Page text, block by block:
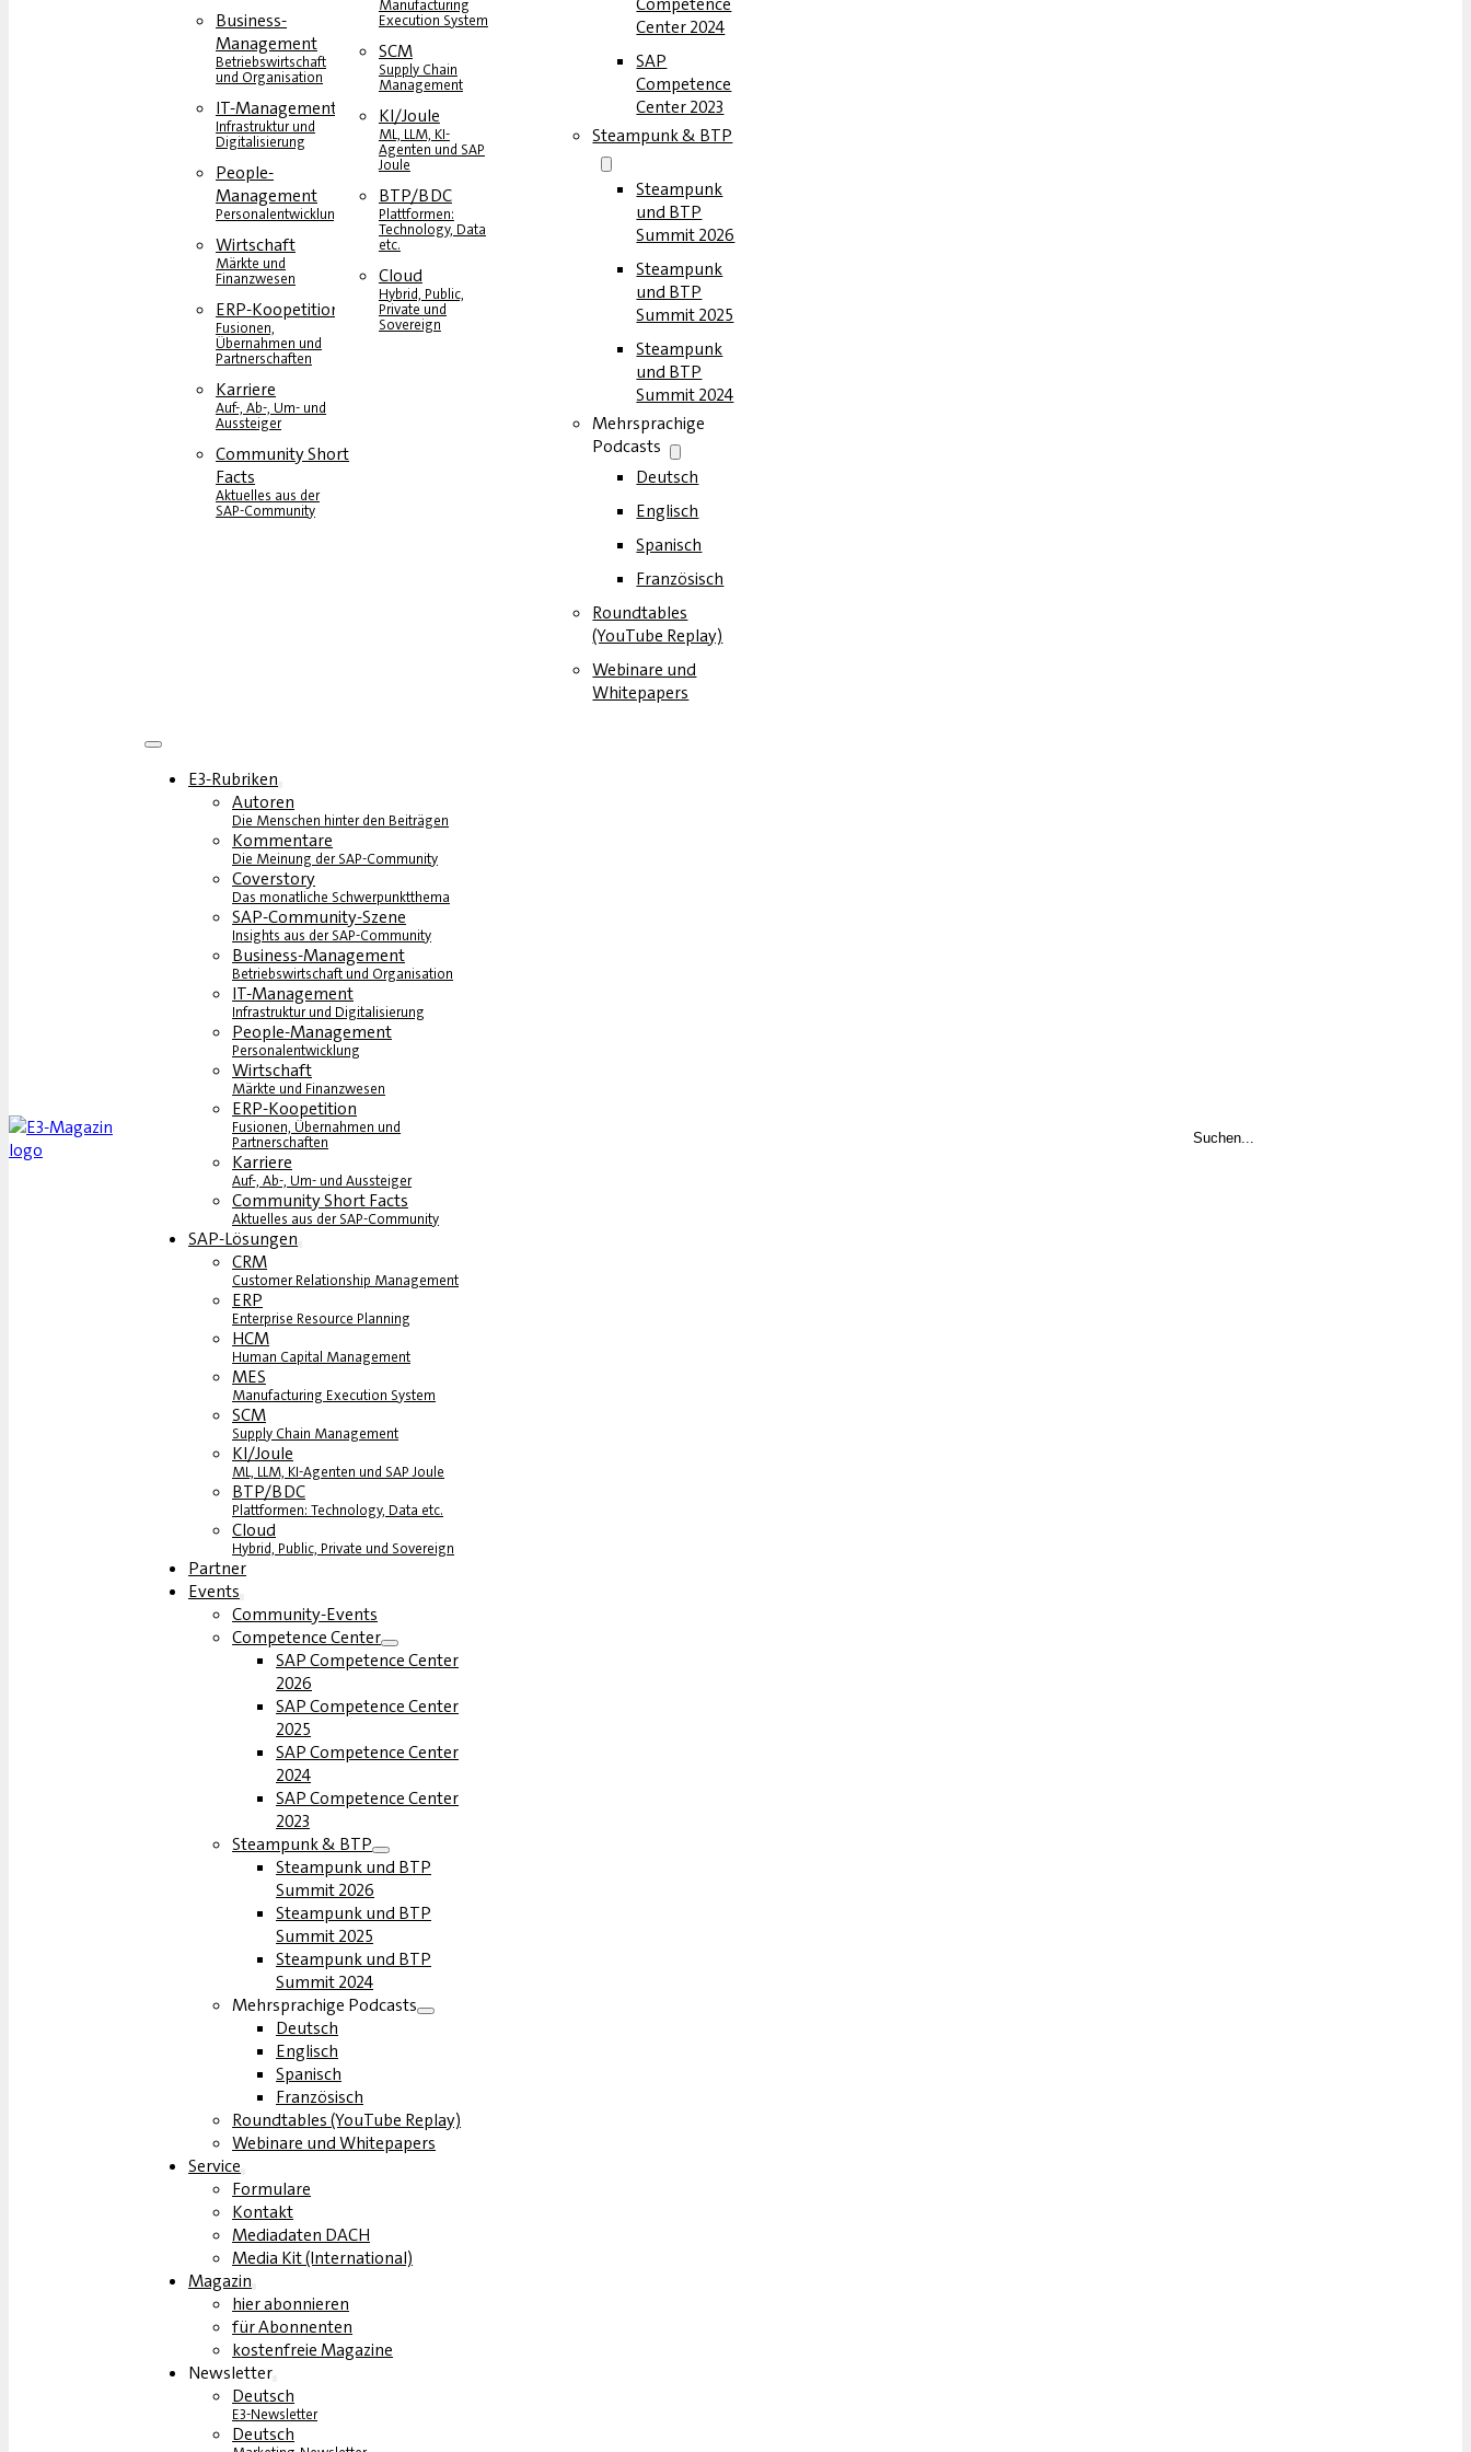
Business-
Management
Betriebswirtschaft
und Organisation
IT-Management
Infrastruktur und
Digitalisierung
People-
Management
Personalentwicklung
Wirtschaft
Märkte und
Finanzwesen
ERP-Koopetition
Fusionen,
Übernahmen und
Partnerschaften
Karriere
Auf-, Ab-, Um- und
Aussteiger
Community Short
Facts
Aktuelles aus der
SAP-Community
Manufacturing
Execution System
SCM
Supply Chain
Management
KI/Joule
ML, LLM, KI-
Agenten und SAP
Joule
BTP/BDC
Plattformen:
Technology, Data
etc.
Cloud
Hybrid, Public,
Private und
Sovereign
Center 2024
SAP
Competence
Center 2023
Steampunk & BTP
Steampunk
und BTP
Summit 2026
Steampunk
und BTP
Summit 2025
Steampunk
und BTP
Summit 2024
Mehrsprachige
Podcasts
Deutsch
Englisch
Spanisch
Französisch
Roundtables
(YouTube Replay)
Webinare und
Whitepapers
E3-Rubriken
Autoren
Die Menschen hinter den Beiträgen
Kommentare
Die Meinung der SAP-Community
Coverstory
Das monatliche Schwerpunktthema
SAP-Community-Szene
Insights aus der SAP-Community
Business-Management
Betriebswirtschaft und Organisation
IT-Management
Infrastruktur und Digitalisierung
People-Management
Personalentwicklung
Wirtschaft
Märkte und Finanzwesen
ERP-Koopetition
Fusionen, Übernahmen und
Partnerschaften
Karriere
Auf-, Ab-, Um- und Aussteiger
Community Short Facts
Aktuelles aus der SAP-Community
SAP-Lösungen
CRM
Customer Relationship Management
ERP
Enterprise Resource Planning
HCM
Human Capital Management
MES
Manufacturing Execution System
SCM
Supply Chain Management
KI/Joule
ML, LLM, KI-Agenten und SAP Joule
BTP/BDC
Plattformen: Technology, Data etc.
Cloud
Hybrid, Public, Private und Sovereign
Partner
Events
Community-Events
Competence Center
SAP Competence Center
2026
SAP Competence Center
2025
SAP Competence Center
2024
SAP Competence Center
2023
Steampunk & BTP
Steampunk und BTP
Summit 2026
Steampunk und BTP
Summit 2025
Steampunk und BTP
Summit 2024
Mehrsprachige Podcasts
Deutsch
Englisch
Spanisch
Französisch
Roundtables (YouTube Replay)
Webinare und Whitepapers
Service
Formulare
Kontakt
Mediadaten DACH
Media Kit (International)
Magazin
hier abonnieren
für Abonnenten
kostenfreie Magazine
Newsletter
Deutsch
E3-Newsletter
Deutsch
Suchen